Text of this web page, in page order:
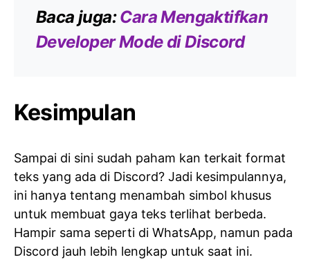
Baca juga:Cara Mengaktifkan
Developer Mode di Discord
Kesimpulan
Sampai di sini sudah paham kan terkait format
teks yang ada di Discord? Jadi kesimpulannya,
ini hanya tentang menambah simbol khusus
untuk membuat gaya teks terlihat berbeda.
Hampir sama seperti di WhatsApp, namun pada
Discord jauh lebih lengkap untuk saat ini.